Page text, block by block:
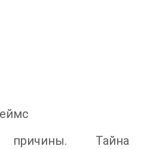
причины. Тайна